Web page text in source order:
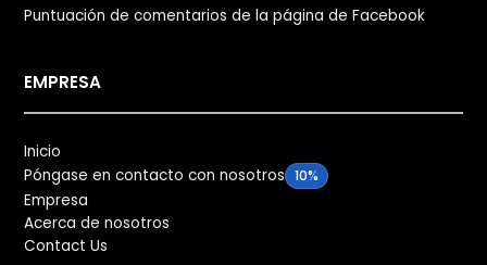
Puntuación de comentarios de la página de Facebook
EMPRESA
Inicio
Póngase en contacto con nosotros 10%
Empresa
Acerca de nosotros
Contact Us